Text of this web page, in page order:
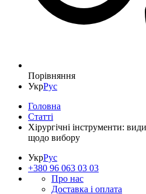
Порівняння
УкрРус
Головна
Статті
Хірургічні інструменти:
щодо вибору
УкрРус
+380 96 063 03 03
Про нас
Доставка і оплата